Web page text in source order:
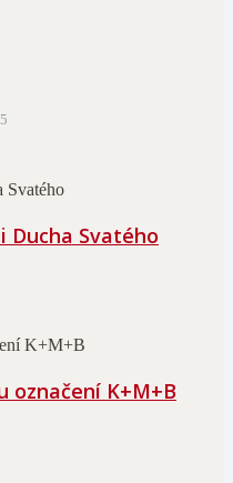
Svatého
označení K+M+B